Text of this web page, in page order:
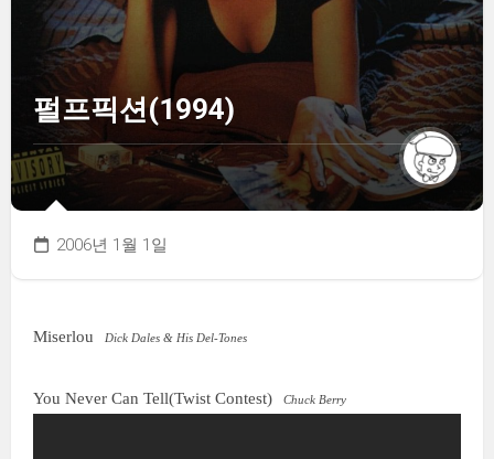
펄프픽션(1994)
2006년 1월 1일
Miserlou Dick Dales & His Del-Tones
You Never Can Tell(Twist Contest) Chuck Berry